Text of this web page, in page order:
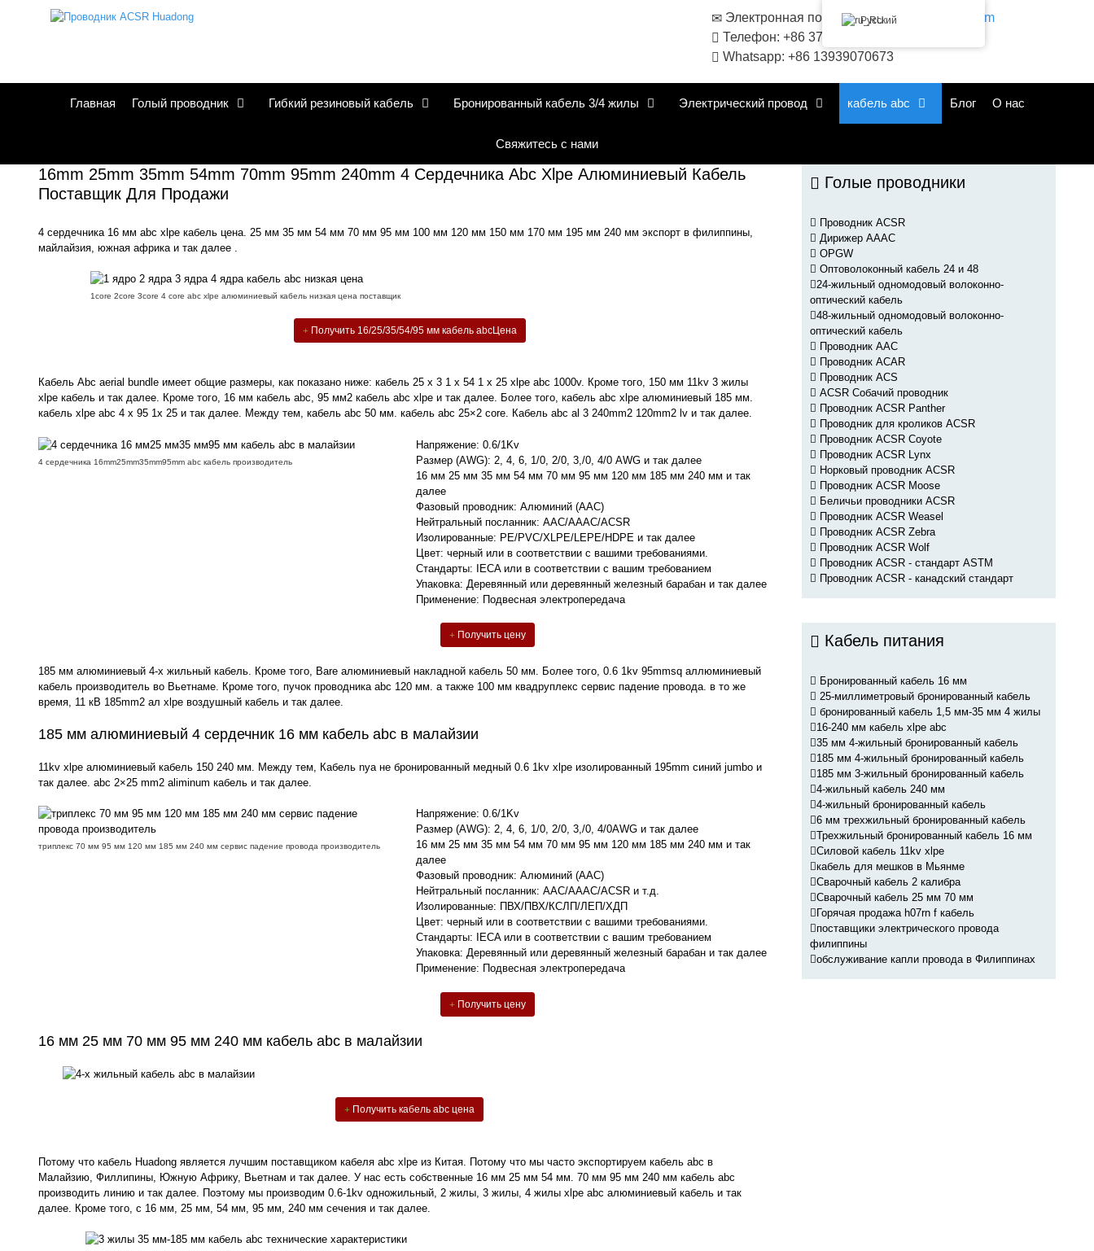
Электронная почта:sales@huadongacsr.com
Телефон: +86 371-86230866
Whatsapp: +86 13939070673
Главная Голый проводник Гибкий резиновый кабель Бронированный кабель 3/4 жилы Электрический провод кабель abc Блог О нас
Свяжитесь с нами
16mm 25mm 35mm 54mm 70mm 95mm 240mm 4 Сердечника Abc Xlpe Алюминиевый Кабель
Поставщик Для Продажи
4 сердечника 16 мм abc xlpe кабель цена. 25 мм 35 мм 54 мм 70 мм 95 мм 100 мм 120 мм 150 мм 170 мм 195 мм 240 мм экспорт в филиппины,
майлайзия, южная африка и так далее .
1core 2core 3core 4 core abc xlpe алюминиевый кабель низкая цена поставщик
Получить 16/25/35/54/95 мм кабель abcЦена
Кабель Abc aerial bundle имеет общие размеры, как показано ниже: кабель 25 x 3 1 x 54 1 x 25 xlpe abc 1000v. Кроме того, 150 мм 11kv 3 жилы
xlpe кабель и так далее. Кроме того, 16 мм кабель abc, 95 мм2 кабель abc xlpe и так далее. Более того, кабель abc xlpe алюминиевый 185 мм.
кабель xlpe abc 4 x 95 1x 25 и так далее. Между тем, кабель abc 50 мм. кабель abc 25×2 core. Кабель abc al 3 240mm2 120mm2 lv и так далее.
4 сердечника 16mm25mm35mm95mm abc кабель производитель
Напряжение: 0.6/1Kv
Размер (AWG): 2, 4, 6, 1/0, 2/0, 3,/0, 4/0 AWG и так далее
16 мм 25 мм 35 мм 54 мм 70 мм 95 мм 120 мм 185 мм 240 мм и так
далее
Фазовый проводник: Алюминий (AAC)
Нейтральный посланник: AAC/AAAC/ACSR
Изолированные: PE/PVC/XLPE/LEPE/HDPE и так далее
Цвет: черный или в соответствии с вашими требованиями.
Стандарты: IECA или в соответствии с вашим требованием
Упаковка: Деревянный или деревянный железный барабан и так далее
Применение: Подвесная электропередача
Получить цену
185 мм алюминиевый 4-х жильный кабель. Кроме того, Bare алюминиевый накладной кабель 50 мм. Более того, 0.6 1kv 95mmsq аллюминиевый
кабель производитель во Вьетнаме. Кроме того, пучок проводника abc 120 мм. а также 100 мм квадруплекс сервис падение провода. в то же
время, 11 кВ 185mm2 ал xlpe воздушный кабель и так далее.
185 мм алюминиевый 4 сердечник 16 мм кабель abc в малайзии
11kv xlpe алюминиевый кабель 150 240 мм. Между тем, Кабель nya не бронированный медный 0.6 1kv xlpe изолированный 195mm синий jumbo и
так далее. abc 2×25 mm2 aliminum кабель и так далее.
триплекс 70 мм 95 мм 120 мм 185 мм 240 мм сервис падение провода производитель
Напряжение: 0.6/1Kv
Размер (AWG): 2, 4, 6, 1/0, 2/0, 3,/0, 4/0AWG и так далее
16 мм 25 мм 35 мм 54 мм 70 мм 95 мм 120 мм 185 мм 240 мм и так
далее
Фазовый проводник: Алюминий (AAC)
Нейтральный посланник: AAC/AAAC/ACSR и т.д.
Изолированные: ПВХ/ПВХ/КСЛП/ЛЕП/ХДП
Цвет: черный или в соответствии с вашими требованиями.
Стандарты: IECA или в соответствии с вашим требованием
Упаковка: Деревянный или деревянный железный барабан и так далее
Применение: Подвесная электропередача
Получить цену
16 мм 25 мм 70 мм 95 мм 240 мм кабель abc в малайзии
Получить кабель abc цена
Потому что кабель Huadong является лучшим поставщиком кабеля abc xlpe из Китая. Потому что мы часто экспортируем кабель abc в
Малайзию, Филлипины, Южную Африку, Вьетнам и так далее. У нас есть собственные 16 мм 25 мм 54 мм. 70 мм 95 мм 240 мм кабель abc
производить линию и так далее. Поэтому мы производим 0.6-1kv одножильный, 2 жилы, 3 жилы, 4 жилы xlpe abc алюминиевый кабель и так
далее. Кроме того, с 16 мм, 25 мм, 54 мм, 95 мм, 240 мм сечения и так далее.
Голые проводники
Проводник ACSR
Дирижер AAAC
OPGW
Оптоволоконный кабель 24 и 48
24-жильный одномодовый волоконно-
оптический кабель
48-жильный одномодовый волоконно-
оптический кабель
Проводник AAC
Проводник ACAR
Проводник ACS
ACSR Собачий проводник
Проводник ACSR Panther
Проводник для кроликов ACSR
Проводник ACSR Coyote
Проводник ACSR Lynx
Норковый проводник ACSR
Проводник ACSR Moose
Беличьи проводники ACSR
Проводник ACSR Weasel
Проводник ACSR Zebra
Проводник ACSR Wolf
Проводник ACSR - стандарт ASTM
Проводник ACSR - канадский стандарт
Кабель питания
Бронированный кабель 16 мм
25-миллиметровый бронированный кабель
бронированный кабель 1,5 мм-35 мм 4 жилы
16-240 мм кабель xlpe abc
35 мм 4-жильный бронированный кабель
185 мм 4-жильный бронированный кабель
185 мм 3-жильный бронированный кабель
4-жильный кабель 240 мм
4-жильный бронированный кабель
6 мм трехжильный бронированный кабель
Трехжильный бронированный кабель 16 мм
Силовой кабель 11kv xlpe
кабель для мешков в Мьянме
Сварочный кабель 2 калибра
Сварочный кабель 25 мм 70 мм
Горячая продажа h07rn f кабель
поставщики электрического провода
филиппины
обслуживание капли провода в Филиппинах
Русский